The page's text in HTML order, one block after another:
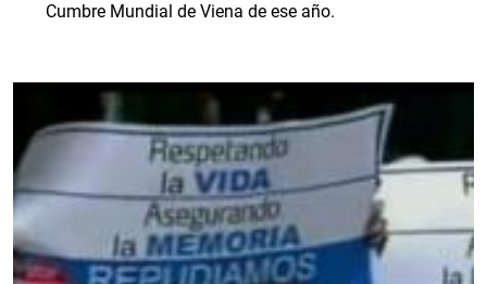
Cumbre Mundial de Viena de ese año.